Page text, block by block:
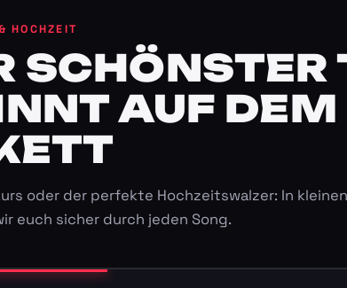
HOCHZEIT
SCHÖNSTER
AUF DEM
oder der perfekte Hochzeitswalzer: In
euch sicher durch jeden Song.